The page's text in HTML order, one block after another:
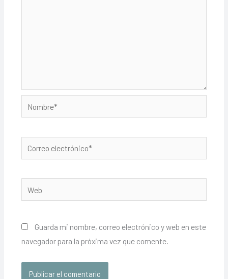
electrónico*
Guarda mi nombre, correo electrónico y web en este
navegador para la próxima vez que comente.